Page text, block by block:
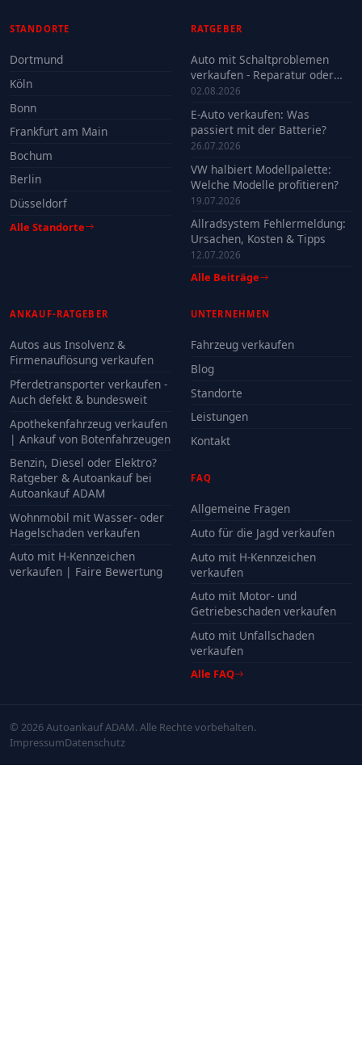
STANDORTE
Dortmund
Köln
Bonn
Frankfurt am Main
Bochum
Berlin
Düsseldorf
Alle Standorte
RATGEBER
Auto mit Schaltproblemen
verkaufen - Reparatur oder
Verkauf?
02.08.2026
E-Auto verkaufen: Was
passiert mit der Batterie?
26.07.2026
VW halbiert Modellpalette:
Welche Modelle profitieren?
19.07.2026
Allradsystem Fehlermeldung:
Ursachen, Kosten & Tipps
12.07.2026
Alle Beiträge
ANKAUF-RATGEBER
Autos aus Insolvenz &
Firmenauflösung verkaufen
Pferdetransporter verkaufen -
Auch defekt & bundesweit
Apothekenfahrzeug verkaufen
| Ankauf von Botenfahrzeugen
Benzin, Diesel oder Elektro?
Ratgeber & Autoankauf bei
Autoankauf ADAM
Wohnmobil mit Wasser- oder
Hagelschaden verkaufen
Auto mit H-Kennzeichen
verkaufen | Faire Bewertung
UNTERNEHMEN
Fahrzeug verkaufen
Blog
Standorte
Leistungen
Kontakt
FAQ
Allgemeine Fragen
Auto für die Jagd verkaufen
Auto mit H-Kennzeichen
verkaufen
Auto mit Motor- und
Getriebeschaden verkaufen
Auto mit Unfallschaden
verkaufen
Alle FAQ
© 2026 Autoankauf ADAM. Alle Rechte vorbehalten.
ImpressumDatenschutz